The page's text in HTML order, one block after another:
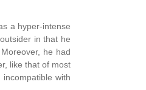
a hyper-intense
in that he
he had
like that of most
with